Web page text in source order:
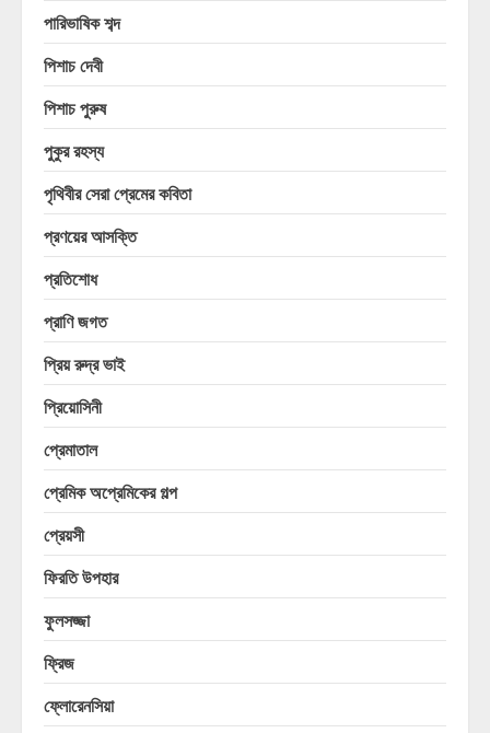
পারিভাষিক শব্দ
পিশাচ দেবী
পিশাচ পুরুষ
পুকুর রহস্য
পৃথিবীর সেরা প্রেমের কবিতা
প্রণয়ের আসক্তি
প্রতিশোধ
প্রাণি জগত
প্রিয় রুদ্র ভাই
প্রিয়োসিনী
প্রেমাতাল
প্রেমিক অপ্রেমিকের গল্প
প্রেয়সী
ফিরতি উপহার
ফুলসজ্জা
ফ্রিজ
ফ্লোরেনসিয়া